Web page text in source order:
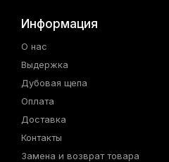
Информация
О нас
Выдержка
Дубовая щепа
Оплата
Доставка
Контакты
Замена и возврат товара